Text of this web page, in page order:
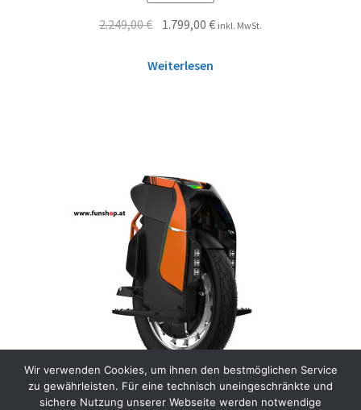
2.249,00€ 1.799,00€ inkl. MwSt.
Weiterlesen
Wir verwenden Cookies, um ihnen den bestmöglichen Service
zu gewährleisten. Für eine technisch uneingeschränkte und
sichere Nutzung unserer Webseite werden notwendige